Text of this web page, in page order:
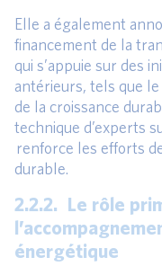
Elle a également
financement de la
qui s’appuie sur des
antérieurs, tels que
de la croissance
technique d’experts
renforce les efforts
durable.
2.2.2. Le rôle
énergétique